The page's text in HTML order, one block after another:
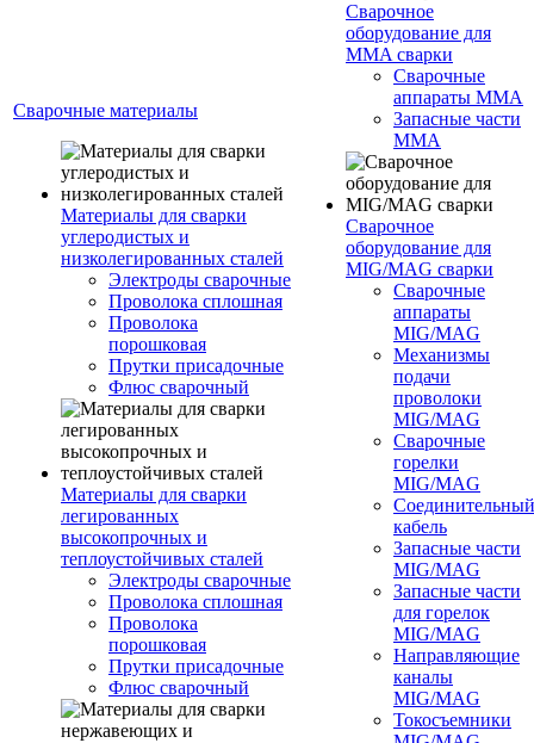
Сварочные материалы
Материалы для сварки
углеродистых и
низколегированных сталей
Электроды сварочные
Проволока сплошная
Проволока
порошковая
Прутки присадочные
Флюс сварочный
Материалы для сварки
легированных
высокопрочных и
теплоустойчивых сталей
Электроды сварочные
Проволока сплошная
Проволока
порошковая
Прутки присадочные
Флюс сварочный
Сварочное
оборудование для
MMA сварки
Сварочные
аппараты MMA
Запасные части
MMA
Сварочное
оборудование для
MIG/MAG сварки
Сварочные
аппараты
MIG/MAG
Механизмы
подачи
проволоки
MIG/MAG
Сварочные
горелки
MIG/MAG
Соединительный
кабель
Запасные части
MIG/MAG
Запасные части
для горелок
MIG/MAG
Направляющие
каналы
MIG/MAG
Токосъемники